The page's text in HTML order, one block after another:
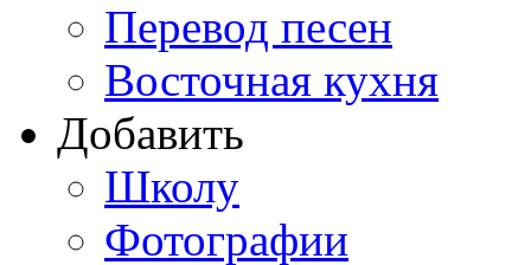
Перевод песен
Восточная кухня
Добавить
Школу
Фотографии